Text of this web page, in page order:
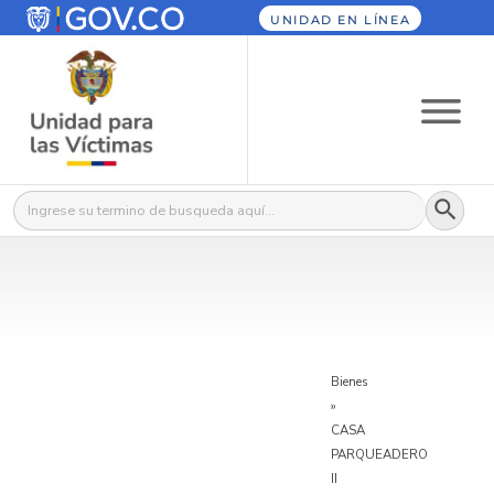
UNIDAD EN LÍNEA
Buscar: Botón
Bienes
»
CASA
PARQUEADERO
II